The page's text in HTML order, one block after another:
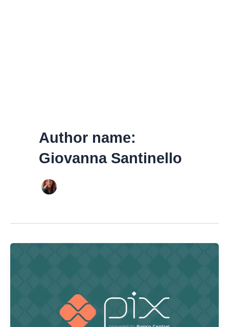
Author name:
Giovanna Santinello